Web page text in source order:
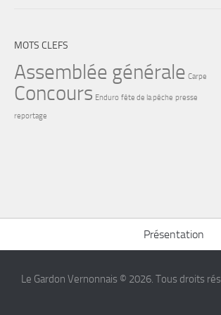
MOTS CLEFS
Assemblée générale Carpe
Concours Enduro fête de la pêche presse
reportage
Présentation
Le Gardon Vernonnais © 2026. Tous droits